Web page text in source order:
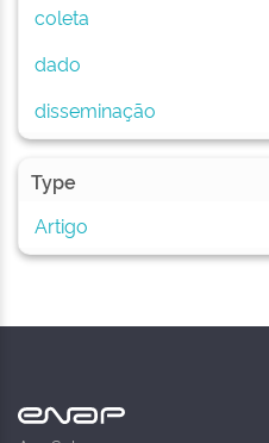
coleta
dado
disseminação
Type
Artigo